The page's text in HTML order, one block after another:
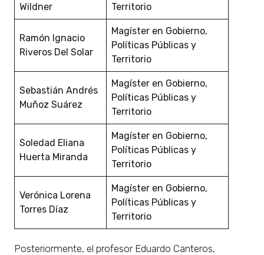
Wildner
Territorio
Ramón Ignacio
Riveros Del Solar
Magíster en Gobierno,
Políticas Públicas y
Territorio
Sebastián Andrés
Muñoz Suárez
Magíster en Gobierno,
Políticas Públicas y
Territorio
Soledad Eliana
Huerta Miranda
Magíster en Gobierno,
Políticas Públicas y
Territorio
Verónica Lorena
Torres Díaz
Magíster en Gobierno,
Políticas Públicas y
Territorio
Posteriormente, el profesor Eduardo Canteros,